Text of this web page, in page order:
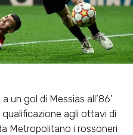
un gol di Messias all’86’
agli ottavi di
Metropolitano i rossoneri